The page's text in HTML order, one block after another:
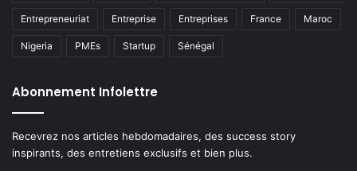
Entrepreneuriat Entreprise Entreprises France Maroc
Nigeria PMEs Startup Sénégal
Abonnement Infolettre
Recevrez nos articles hebdomadaires, des success story
inspirants, des entretiens exclusifs et bien plus.